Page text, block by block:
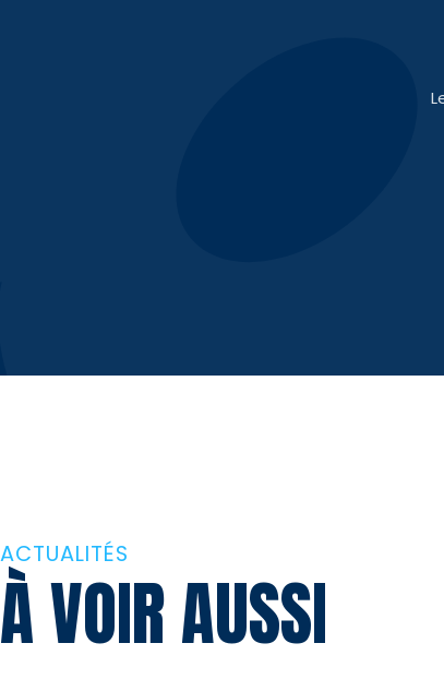
ACTUALITÉS
À VOIR AUSSI